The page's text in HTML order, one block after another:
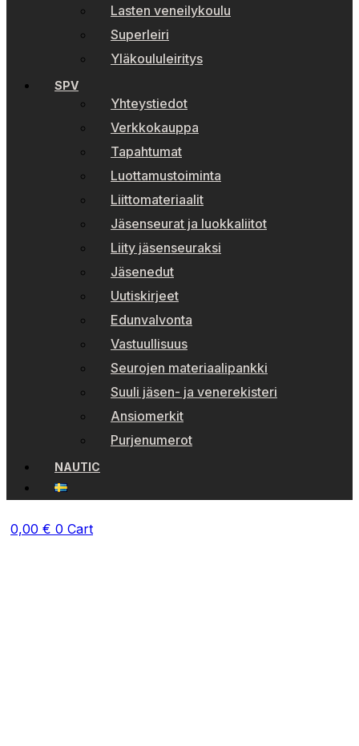
Lasten veneilykoulu
Superleiri
Yläkoululeiritys
SPV
Yhteystiedot
Verkkokauppa
Tapahtumat
Luottamustoiminta
Liittomateriaalit
Jäsenseurat ja luokkaliitot
Liity jäsenseuraksi
Jäsenedut
Uutiskirjeet
Edunvalvonta
Vastuullisuus
Seurojen materiaalipankki
Suuli jäsen- ja venerekisteri
Ansiomerkit
Purjenumerot
NAUTIC
0,00 € 0 Cart